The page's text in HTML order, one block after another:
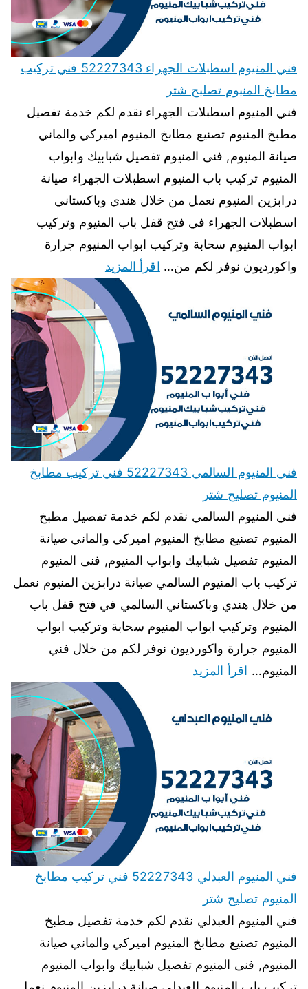
فني المنيوم اسطبلات الجهراء 52227343 فني تركيب
مطابخ المنيوم تصليح شتر
فني المنيوم اسطبلات الجهراء نقدم لكم خدمة تفصيل
مطبخ المنيوم تصنيع مطابخ المنيوم اميركي والماني
صيانة المنيوم, فنى المنيوم تفصيل شبابيك وابواب
المنيوم تركيب باب المنيوم اسطبلات الجهراء صيانة
درابزين المنيوم نعمل من خلال هندي وباكستاني
اسطبلات الجهراء في فتح قفل باب المنيوم وتركيب
ابواب المنيوم سحابة وتركيب ابواب المنيوم جرارة
واكورديون نوفر لكم من… اقرأ المزيد
فني المنيوم السالمي 52227343 فني تركيب مطابخ
المنيوم تصليح شتر
فني المنيوم السالمي نقدم لكم خدمة تفصيل مطبخ
المنيوم تصنيع مطابخ المنيوم اميركي والماني صيانة
المنيوم تفصيل شبابيك وابواب المنيوم, فنى المنيوم
تركيب باب المنيوم السالمي صيانة درابزين المنيوم نعمل
من خلال هندي وباكستاني السالمي في فتح قفل باب
المنيوم وتركيب ابواب المنيوم سحابة وتركيب ابواب
المنيوم جرارة واكورديون نوفر لكم من خلال فني
المنيوم… اقرأ المزيد
فني المنيوم العبدلي 52227343 فني تركيب مطابخ
المنيوم تصليح شتر
فني المنيوم العبدلي نقدم لكم خدمة تفصيل مطبخ
المنيوم تصنيع مطابخ المنيوم اميركي والماني صيانة
المنيوم, فنى المنيوم تفصيل شبابيك وابواب المنيوم